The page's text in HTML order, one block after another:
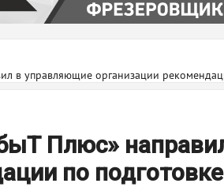
в управляющие организации
Плюс»
по